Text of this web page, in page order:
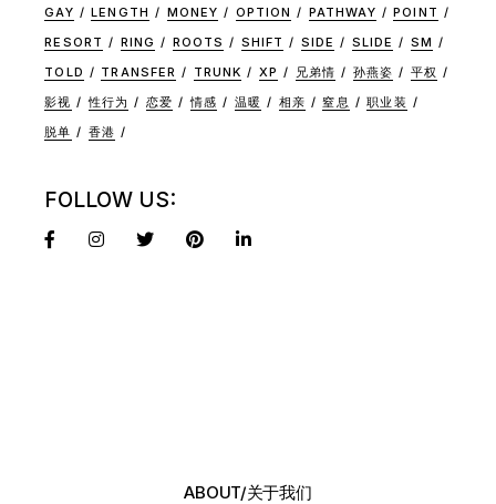
GAY
LENGTH MONEY OPTION PATHWAY
POINT
RESORT
RING ROOTS SHIFT SIDE SLIDE
SM
TOLD
TRANSFER TRUNK XP 兄弟情 孙燕姿
平权
影视
性行为 恋爱 情感 温暖 相亲 窒息
职业装
脱单
香港
FOLLOW US:
ABOUT/关于我们